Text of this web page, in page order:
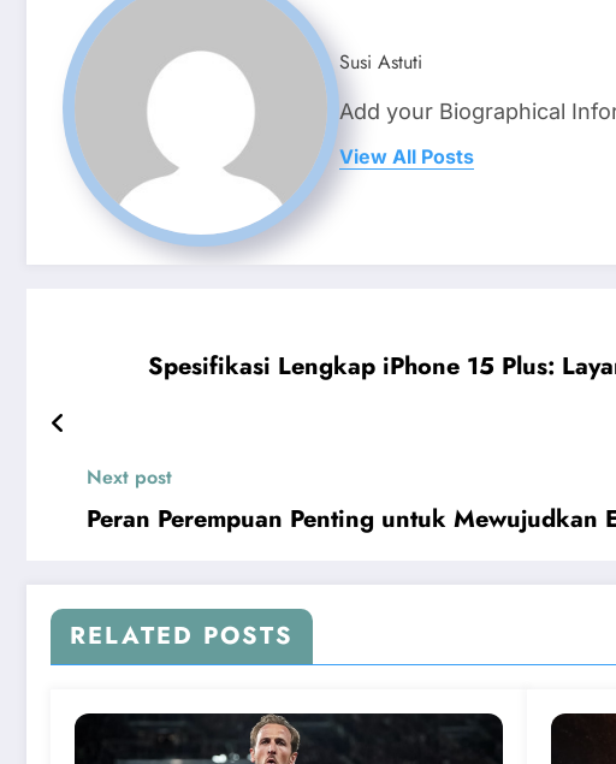
Susi Astuti
Add your Biographical
View All Posts
Spesifikasi Lengkap iPhone 15 Plus:
Next post
Peran Perempuan Penting untuk Mewujudkan
RELATED POSTS